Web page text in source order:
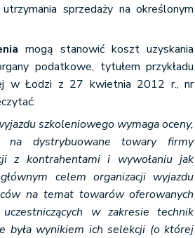
sprzedaży na określonym
mogą stanowić koszt uzyskania
podatkowe, tytułem przykładu
w Łodzi z 27 kwietnia 2012 r., nr
szkoleniowego wymaga oceny,
na dystrybuowane towary firmy
z kontrahentami i wywołaniu jak
celem organizacji wyjazdu
na temat towarów oferowanych
w zakresie technik
była wynikiem ich selekcji (o której